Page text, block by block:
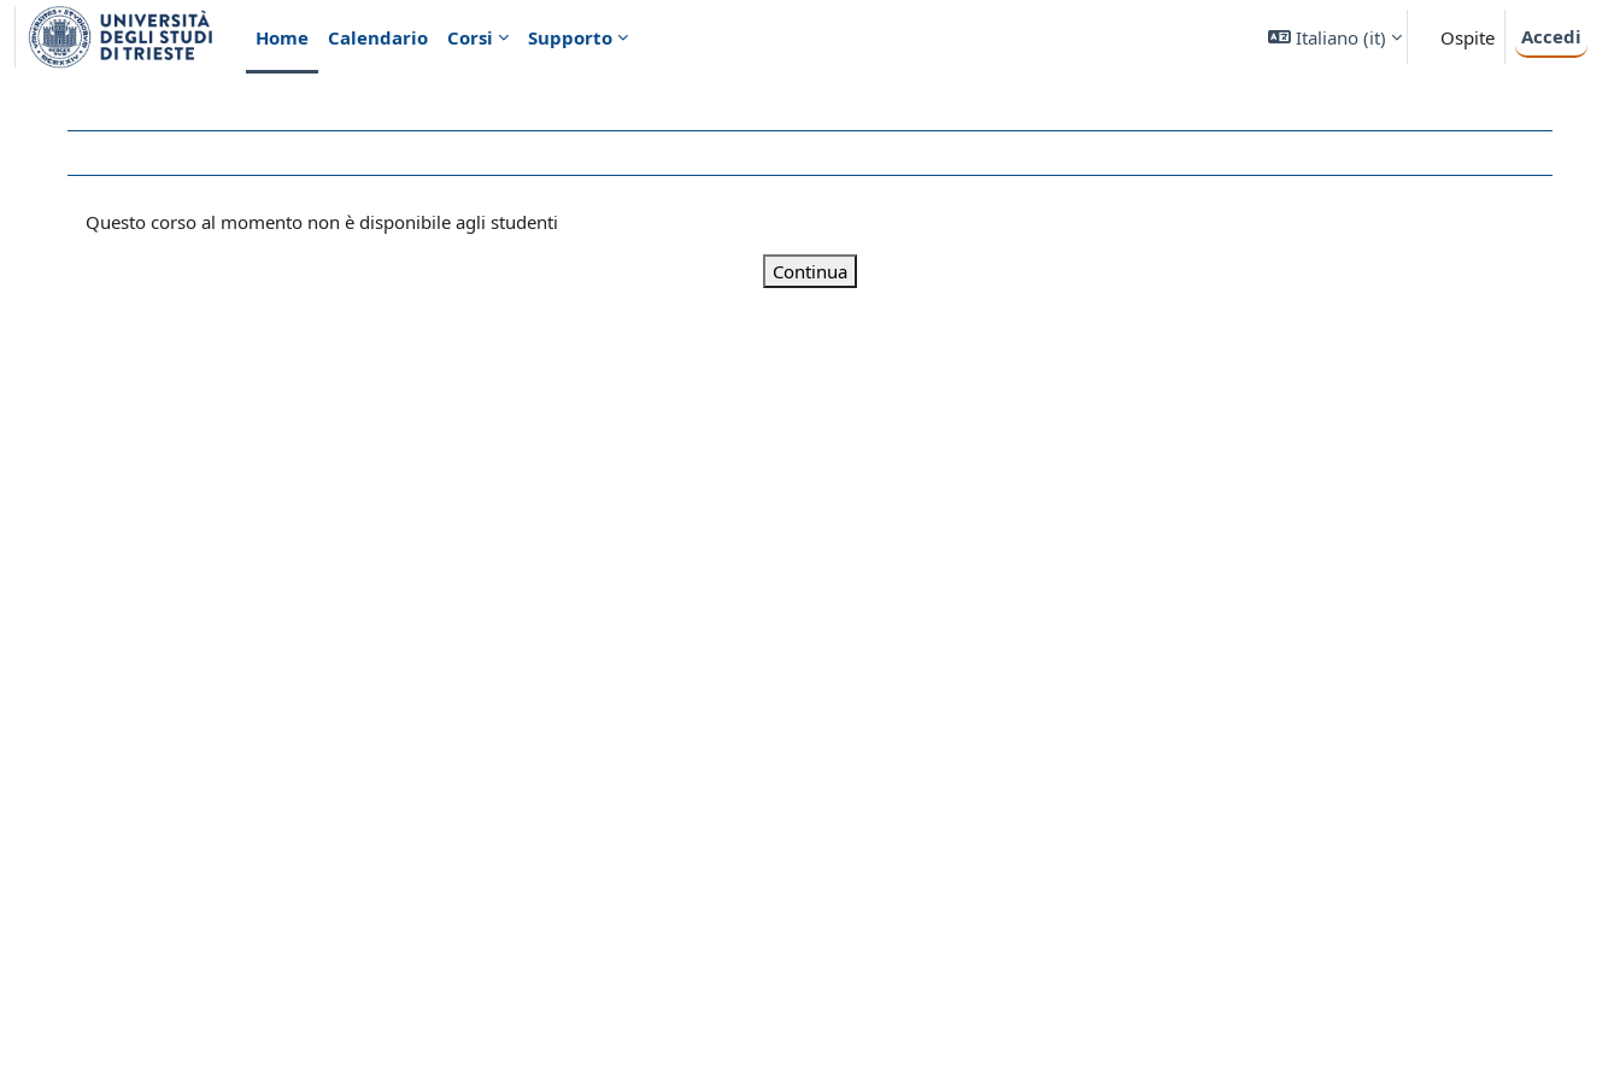
Vai al contenuto principale
Home
Calendario Corsi Supporto Italiano ‎(it)‎ Ospite Accedi
Questo corso al momento non è disponibile agli studenti
Continua